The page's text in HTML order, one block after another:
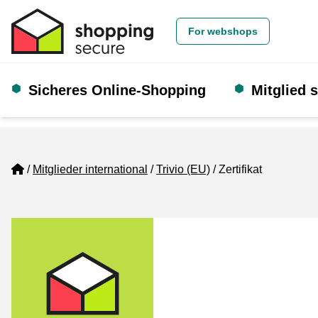
For webshops
Sicheres Online-Shopping Mitglied
Home
Mitglieder international Trivio (EU) Zertifikat